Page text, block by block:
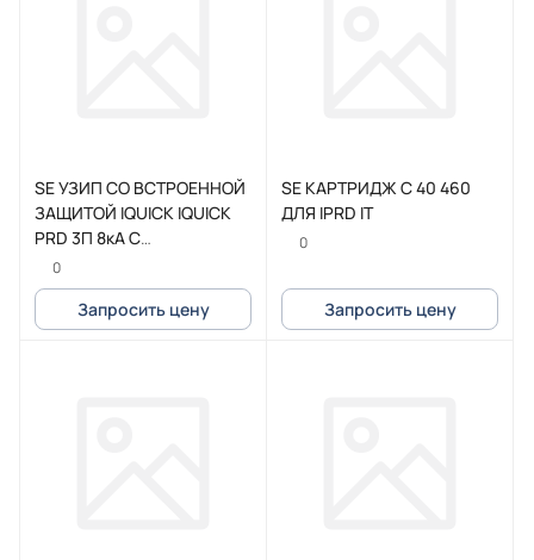
SE УЗИП СО ВСТРОЕННОЙ
ЗАЩИТОЙ IQUICK IQUICK
PRD 3П 8кА С
КАРТРИДЖАМИ
0
Запросить цену
SE КАРТРИДЖ C 40 460
ДЛЯ IPRD IT
0
Запросить цену